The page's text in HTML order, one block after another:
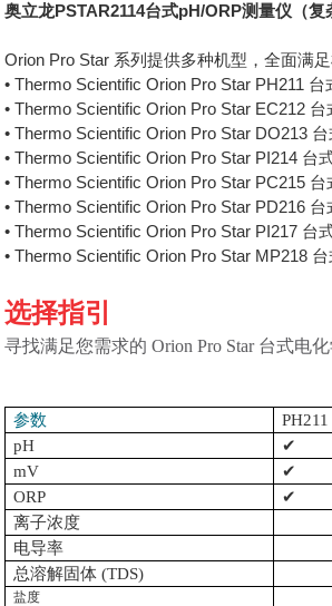
奥立龙PSTAR2114台式pH/ORP测量仪（复
Orion Pro Star 系列提供多种机型，全面满足
• Thermo Scientific Orion Pro Star PH211
• Thermo Scientific Orion Pro Star EC212
• Thermo Scientific Orion Pro Star DO213
• Thermo Scientific Orion Pro Star PI214 台
• Thermo Scientific Orion Pro Star PC215
• Thermo Scientific Orion Pro Star PD216
• Thermo Scientific Orion Pro Star PI217 台
• Thermo Scientific Orion Pro Star MP218
选择指引
寻找满足您需求的 Orion Pro Star 台式电
参数 PH211
pH
✔
mV
✔
ORP
✔
离子浓度
电导率
总溶解固体 (TDS)
盐度